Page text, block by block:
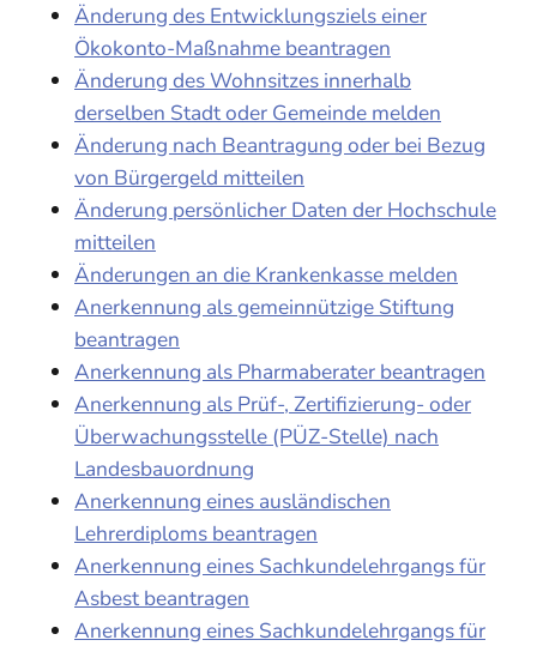
Änderung des Entwicklungsziels einer
Ökokonto-Maßnahme beantragen
Änderung des Wohnsitzes innerhalb
derselben Stadt oder Gemeinde melden
Änderung nach Beantragung oder bei Bezug
von Bürgergeld mitteilen
Änderung persönlicher Daten der Hochschule
mitteilen
Änderungen an die Krankenkasse melden
Anerkennung als gemeinnützige Stiftung
beantragen
Anerkennung als Pharmaberater beantragen
Anerkennung als Prüf-, Zertifizierung- oder
Überwachungsstelle (PÜZ-Stelle) nach
Landesbauordnung
Anerkennung eines ausländischen
Lehrerdiploms beantragen
Anerkennung eines Sachkundelehrgangs für
Asbest beantragen
Anerkennung eines Sachkundelehrgangs für